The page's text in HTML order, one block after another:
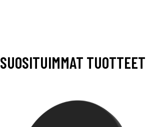
SUOSITUIMMAT TUOTTEET